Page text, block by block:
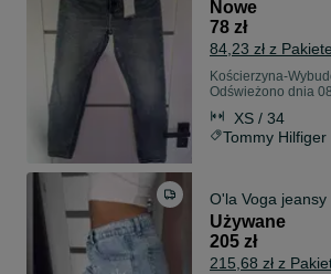
Nowe
78 zł
84,23 zł z
Kościerzyna-
Odświeżono dnia
XS / 34
Tommy Hilfiger
O'la Voga jeansy
Używane
205 zł
215,68 zł z